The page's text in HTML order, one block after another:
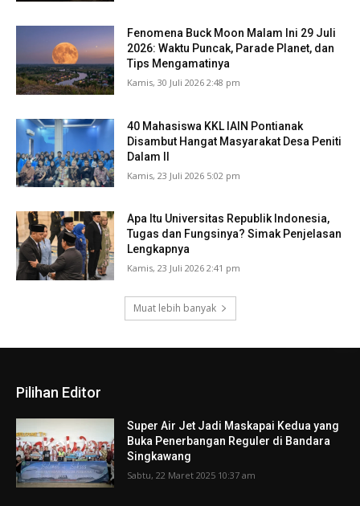
Fenomena Buck Moon Malam Ini 29 Juli
2026: Waktu Puncak, Parade Planet, dan
Tips Mengamatinya
Kamis, 30 Juli 2026 2:48 pm
40 Mahasiswa KKL IAIN Pontianak
Disambut Hangat Masyarakat Desa Peniti
Dalam II
Kamis, 23 Juli 2026 5:02 pm
Apa Itu Universitas Republik Indonesia,
Tugas dan Fungsinya? Simak Penjelasan
Lengkapnya
Kamis, 23 Juli 2026 2:41 pm
Muat lebih banyak
Pilihan Editor
Super Air Jet Jadi Maskapai Kedua yang
Buka Penerbangan Reguler di Bandara
Singkawang
Sabtu, 22 Maret 2025 10:37 am